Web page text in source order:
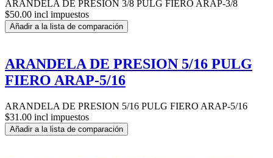
ARANDELA DE PRESION 3/8 PULG FIERO ARAP-3/8
$50.00 incl impuestos
Añadir a la lista de comparación
ARANDELA DE PRESION 5/16 PULG
FIERO ARAP-5/16
ARANDELA DE PRESION 5/16 PULG FIERO ARAP-5/16
$31.00 incl impuestos
Añadir a la lista de comparación